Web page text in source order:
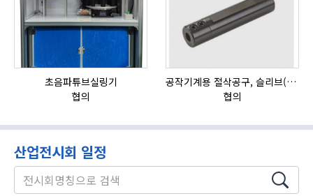
초음파튜브실링기
협의
공작기계용 절삭공구, 슬리브(SLEEVE)
협의
산업전시회 일정